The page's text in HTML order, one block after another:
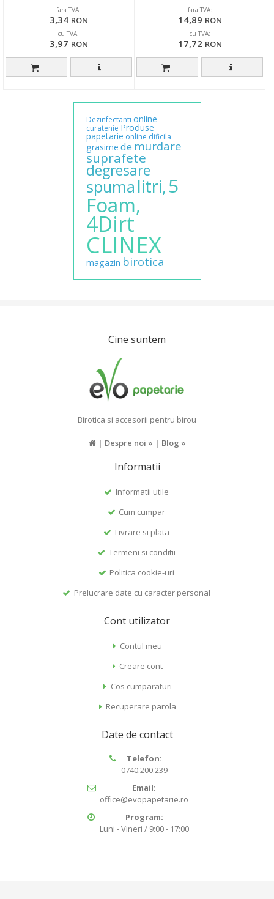
fara TVA:
3,34 RON
cu TVA:
3,97 RON
fara TVA:
14,89 RON
cu TVA:
17,72 RON
Dezinfectanti online
curatenie Produse
papetarie online dificila
grasime de murdare
suprafete
degresare
spuma litri,5
Foam,
4Dirt
CLINEX
magazin birotica
Cine suntem
Birotica si accesorii pentru birou
| Despre noi » | Blog »
Informatii
Informatii utile
Cum cumpar
Livrare si plata
Termeni si conditii
Politica cookie-uri
Prelucrare date cu caracter personal
Cont utilizator
Contul meu
Creare cont
Cos cumparaturi
Recuperare parola
Date de contact
Telefon:
0740.200.239
Email:
office@evopapetarie.ro
Program:
Luni - Vineri / 9:00 - 17:00